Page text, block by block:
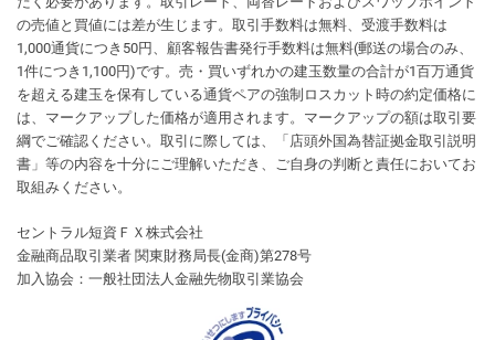
の売値と買値には差が生じます。取引手数料は無料、受渡手数料は
1,000通貨につき50円、顧客報告書発行手数料は無料(郵送の場合のみ、
1件につき1,100円)です。売・買いずれかの建玉数量の合計が1百万通貨
を超える建玉を保有している通貨ペアの強制ロスカット時の約定価格に
は、マークアップした価格が適用されます。マークアップの額は取引要
綱でご確認ください。取引に際しては、「店頭外国為替証拠金取引説明
書」等の内容を十分にご理解いただき、ご自身の判断と責任においてお
取組みください。
セントラル短資ＦＸ株式会社
金融商品取引業者 関東財務局長(金商)第278号
加入協会：一般社団法人金融先物取引業協会